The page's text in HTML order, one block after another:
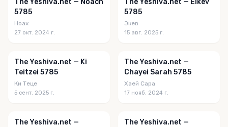
5785
Ноах
27 окт. 2024 г.
5785
Экев
15 авг. 2025 г.
The Yeshiva.net — Ki
Teitzei 5785
Ки Теце
5 сент. 2025 г.
The Yeshiva.net —
Chayei Sarah 5785
Хаей Сара
17 нояб. 2024 г.
The Yeshiva.net —
The Yeshiva.net —